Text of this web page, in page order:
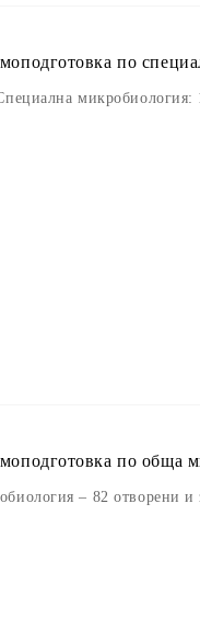
по
микробиология:
по обща
– 82 отворени и